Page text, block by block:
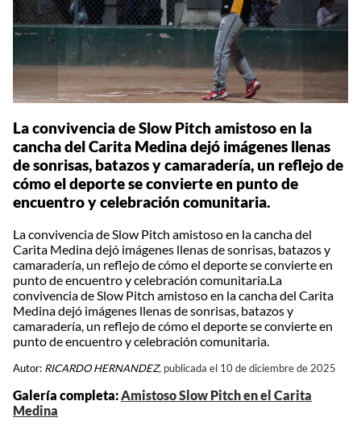
La convivencia de Slow Pitch amistoso en la
cancha del Carita Medina dejó imágenes llenas
de sonrisas, batazos y camaradería, un reflejo de
cómo el deporte se convierte en punto de
encuentro y celebración comunitaria.
La convivencia de Slow Pitch amistoso en la cancha del
Carita Medina dejó imágenes llenas de sonrisas, batazos y
camaradería, un reflejo de cómo el deporte se convierte en
punto de encuentro y celebración comunitaria.La
convivencia de Slow Pitch amistoso en la cancha del Carita
Medina dejó imágenes llenas de sonrisas, batazos y
camaradería, un reflejo de cómo el deporte se convierte en
punto de encuentro y celebración comunitaria.
Autor: RICARDO HERNANDEZ, publicada el 10 de diciembre de 2025
Galería completa:Amistoso Slow Pitch en el Carita
Medina